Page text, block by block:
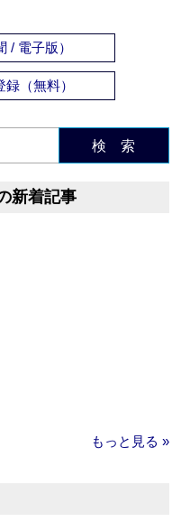
/ 電子版）
（無料）
検 索
新着記事
もっと見る »